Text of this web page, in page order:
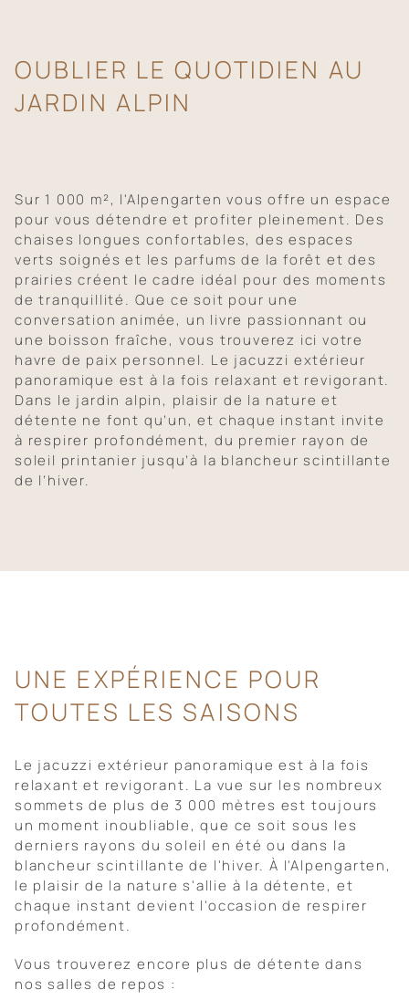
OUBLIER LE QUOTIDIEN AU
JARDIN ALPIN
Sur 1 000 m², l'Alpengarten vous offre un espace
pour vous détendre et profiter pleinement. Des
chaises longues confortables, des espaces
verts soignés et les parfums de la forêt et des
prairies créent le cadre idéal pour des moments
de tranquillité. Que ce soit pour une
conversation animée, un livre passionnant ou
une boisson fraîche, vous trouverez ici votre
havre de paix personnel. Le jacuzzi extérieur
panoramique est à la fois relaxant et revigorant.
Dans le jardin alpin, plaisir de la nature et
détente ne font qu’un, et chaque instant invite
à respirer profondément, du premier rayon de
soleil printanier jusqu’à la blancheur scintillante
de l’hiver.
UNE EXPÉRIENCE POUR
TOUTES LES SAISONS
Le jacuzzi extérieur panoramique est à la fois
relaxant et revigorant. La vue sur les nombreux
sommets de plus de 3 000 mètres est toujours
un moment inoubliable, que ce soit sous les
derniers rayons du soleil en été ou dans la
blancheur scintillante de l'hiver. À l'Alpengarten,
le plaisir de la nature s'allie à la détente, et
chaque instant devient l'occasion de respirer
profondément.
Vous trouverez encore plus de détente dans
nos salles de repos :